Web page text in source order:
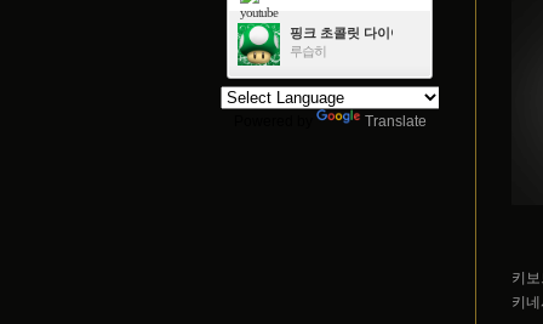
키
키
youtube
핑크 초콜릿 다이아몬드
루습히
Translate